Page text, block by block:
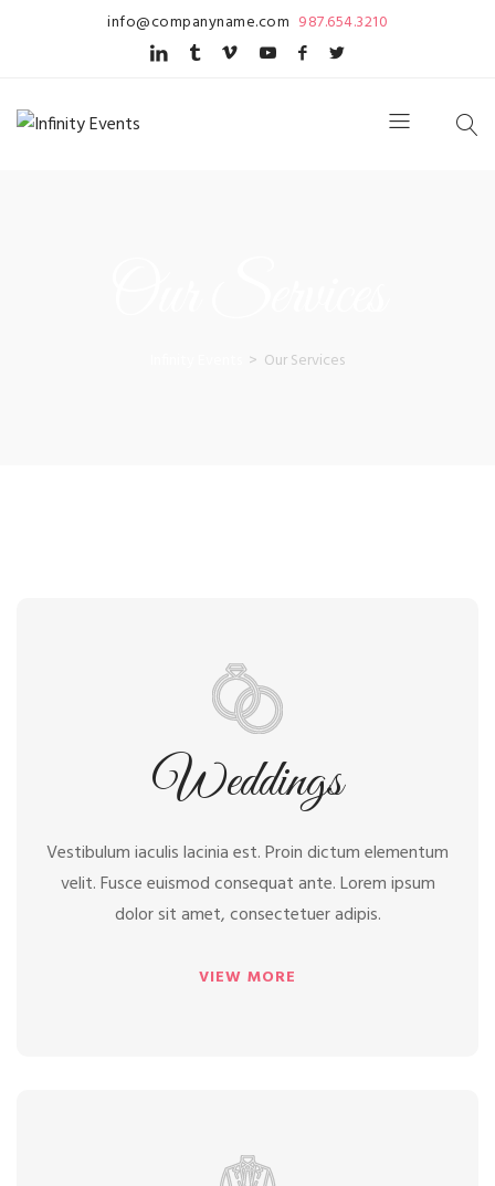
info@companyname.com 987.654.3210
> Our Services
Weddings
Vestibulum iaculis lacinia est. Proin dictum elementum
velit. Fusce euismod consequat ante. Lorem ipsum
dolor sit amet, consectetuer adipis.
VIEW MORE
Weddings